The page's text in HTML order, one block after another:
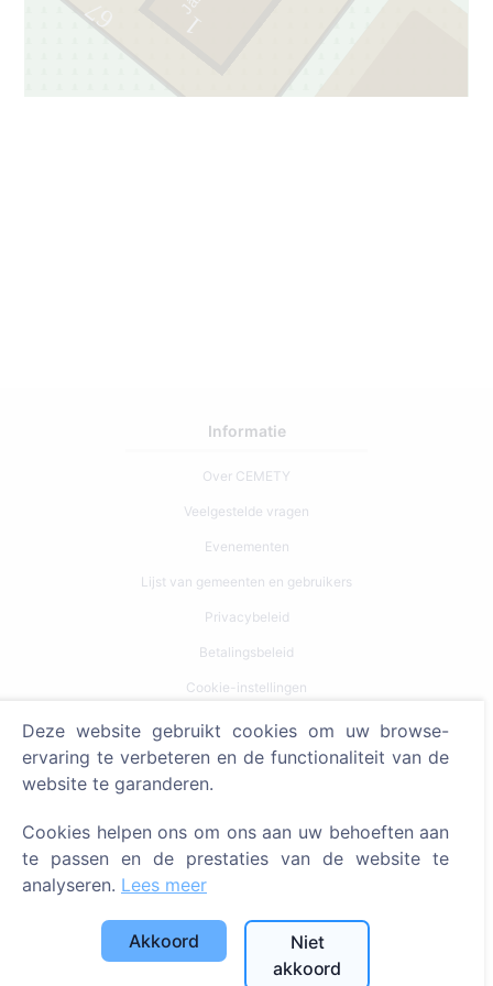
67 1
Informatie
Over CEMETY
Veelgestelde vragen
Evenementen
Lijst van gemeenten en gebruikers
Privacybeleid
Betalingsbeleid
Cookie-instellingen
Zoeken
Zoeken naar overledenen
Diensten
Contacten
SIA "CEMETY", LV40103618951
Deze website gebruikt cookies om uw browse-
ervaring te verbeteren en de functionaliteit van de
website te garanderen.
Cookies helpen ons om ons aan uw behoeften aan
te passen en de prestaties van de website te
analyseren. Lees meer
Akkoord
Niet
akkoord